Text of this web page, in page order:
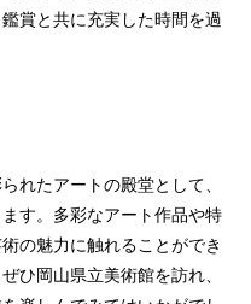
賞と共に充実した時間を過
れたアートの殿堂として、
す。多彩なアート作品や特
の魅力に触れることができ
ひ岡山県立美術館を訪れ、